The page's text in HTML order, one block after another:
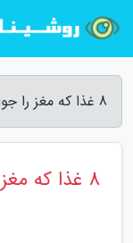
8 غذا که مغز را جوان و سالم نگه می دارد - مجله سرگرمی
8 غذا که مغز را جوان و سالم نگه می دارد